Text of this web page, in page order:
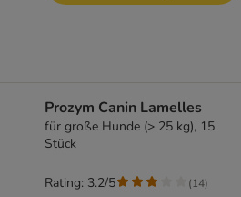
Prozym Canin Lamelles
für große Hunde (> 25 kg), 15
Stück
Rating: 3.2/5 (14)